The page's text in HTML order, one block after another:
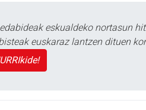
eskualdeko nortasun
euskaraz lantzen dituen